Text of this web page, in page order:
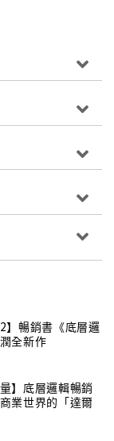
電視台「料理
介
副主廚．
來取勝！」
2】暢銷書《底層邏
全新作
】底層邏輯暢銷
業世界的「達爾